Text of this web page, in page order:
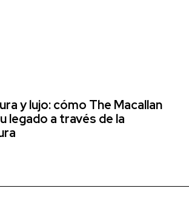
y lujo: cómo The Macallan
legado a través de la